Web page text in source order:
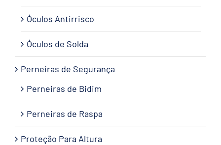
Óculos Antirrisco
Óculos de Solda
Perneiras de Segurança
Perneiras de Bidim
Perneiras de Raspa
Proteção Para Altura